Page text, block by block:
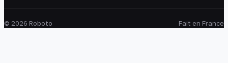
© 2026 Roboto Fait en France